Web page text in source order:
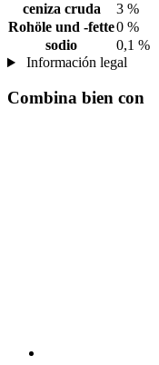
ceniza cruda
3 %
Rohöle und -fette0 %
sodio
0,1 %
Información legal
Combina bien con